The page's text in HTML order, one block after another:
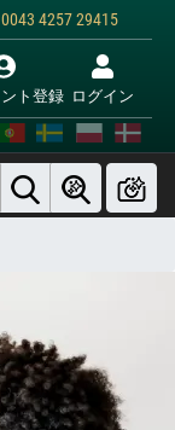
4257 29415
ト登録 ログイン